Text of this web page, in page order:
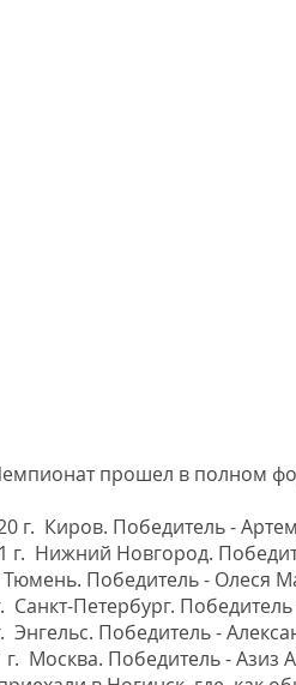
прошел в полном
г. Киров. Победитель -
г. Нижний Новгород.
Тюмень. Победитель - Олеся
Санкт-Петербург.
Энгельс. Победитель -
г. Москва. Победитель - Азиз